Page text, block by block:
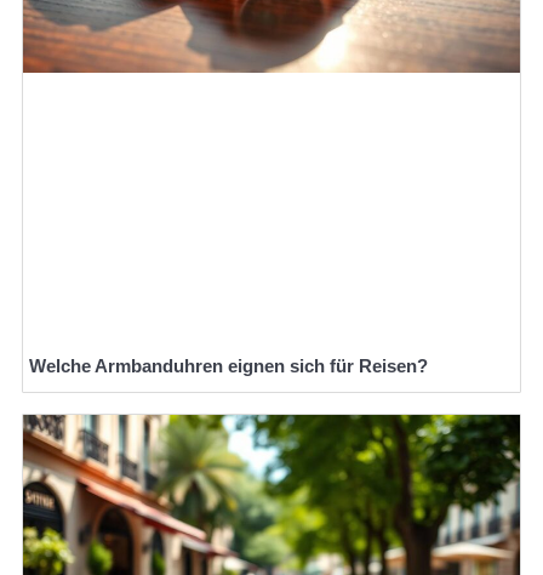
Welche Armbanduhren eignen sich für Reisen?